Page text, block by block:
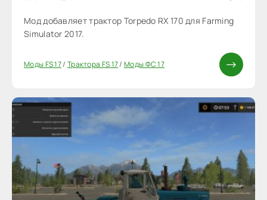
Мод добавляет трактор Torpedo RX 170 для Farming
Simulator 2017.
Моды FS 17/ Трактора FS 17/Моды ФС 17